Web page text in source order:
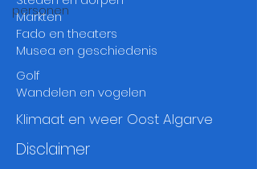
personen
Markten
Fado en theaters
Musea en geschiedenis
Golf
Wandelen en vogelen
Klimaat en weer Oost Algarve
Disclaimer